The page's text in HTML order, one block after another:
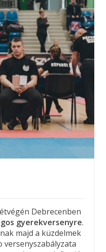
Debrecenben
gyerekversenyre.
majd a küzdelmek
versenyszabályzata